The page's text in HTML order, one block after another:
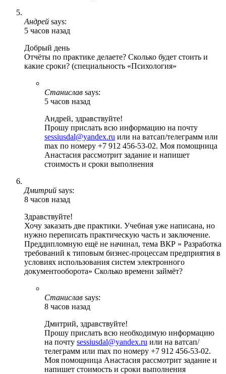
Андрей says:
5 часов назад
Добрый день
Отчёты по практике делаете? Сколько будет стоить и
какие сроки? (специальность «Психология»
Станислав says:
5 часов назад
Андрей, здравствуйте!
Прошу прислать всю информацию на почту
sessiusdal@yandex.ru или на ватсап/телеграмм или
max по номеру +7 912 456-53-02. Моя помощница
Анастасия рассмотрит задание и напишет
стоимость и сроки выполнения
Дмитрий says:
8 часов назад
Здравствуйте!
Хочу заказать две практики. Учебная уже написана, но
нужно переписать практическую часть и заключение.
Преддипломную ещё не начинал, тема ВКР » Разработка
требований к типовым бизнес-процессам предприятия в
условиях использования систем электронного
документооборота» Сколько времени займёт?
Станислав says:
8 часов назад
Дмитрий, здравствуйте!
Прошу прислать всю необходимую информацию
на почту sessiusdal@yandex.ru или на ватсап/
телеграмм или max по номеру +7 912 456-53-02.
Моя помощница Анастасия рассмотрит задание и
напишет стоимость и сроки выполнения